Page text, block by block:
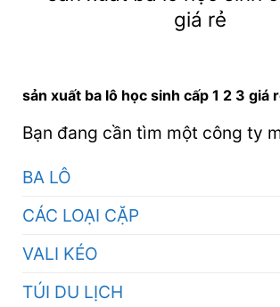
giá rẻ
sản xuất ba lô học sinh cấp 1 2 3 giá
Bạn đang cần tìm một công ty
BA LÔ
CÁC LOẠI CẶP
VALI KÉO
TÚI DU LỊCH